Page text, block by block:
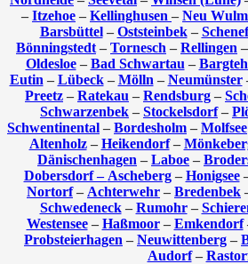
– Itzehoe – Kellinghusen – Neu
Barsbüttel– Oststeinbek–
Bönningstedt – Tornesch – Rellingen –
Oldesloe– Bad Schwartau –
Eutin – Lübeck– Mölln – Neumünster
Preetz – Ratekau – Rendsburg –
Schwarzenbek – Stockelsdorf–
Schwentinental – Bordesholm – Molfsee
Altenholz– Heikendorf–
Dänischenhagen – Laboe –
Dobersdorf – Ascheberg– Honigsee
Nortorf– Achterwehr – Bredenbek
Schwedeneck– Rumohr–
Westensee– Haßmoor– Emkendorf
Probsteierhagen – Neuwittenberg –
Audorf–